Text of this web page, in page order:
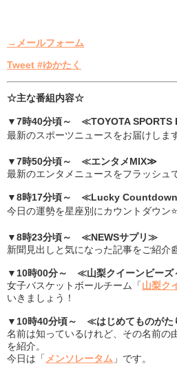
→メールフォーム
Tweet #ゆかたく
☆主な番組内容☆
▼7時40分頃～ ≪TOYOTA SPORTS
最新のスポーツニュースをお届けしま
▼7時50分頃～ ≪エンタメMIX≫
最新のエンタメニュースをフラッシュ
▼8時17分頃～ ≪Lucky
今日の運勢を星座別にカウントダウン⭐
▼8時23分頃～ ≪NEWSサプリ≫
新聞見出しと気になった記事をご紹介
▼10時00分～ ≪山梨クイーンビーズ
女子バスケットボールチーム「山梨ク
いきましょう！
▼10時40分頃～ ≪はじめてものが
名前は知っているけれど、その名前の
を紹介。
今日は「 メンソレータム 」です。